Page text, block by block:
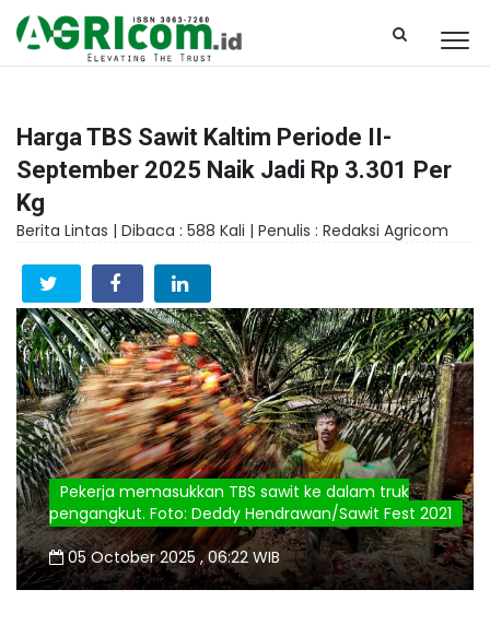
Harga TBS Sawit Kaltim Periode II-
September 2025 Naik Jadi Rp 3.301 Per
Kg
Berita Lintas | Dibaca : 588 Kali | Penulis : Redaksi Agricom
Pekerja memasukkan TBS sawit ke dalam truk
pengangkut. Foto: Deddy Hendrawan/Sawit Fest 2021
05 October 2025 , 06:22 WIB